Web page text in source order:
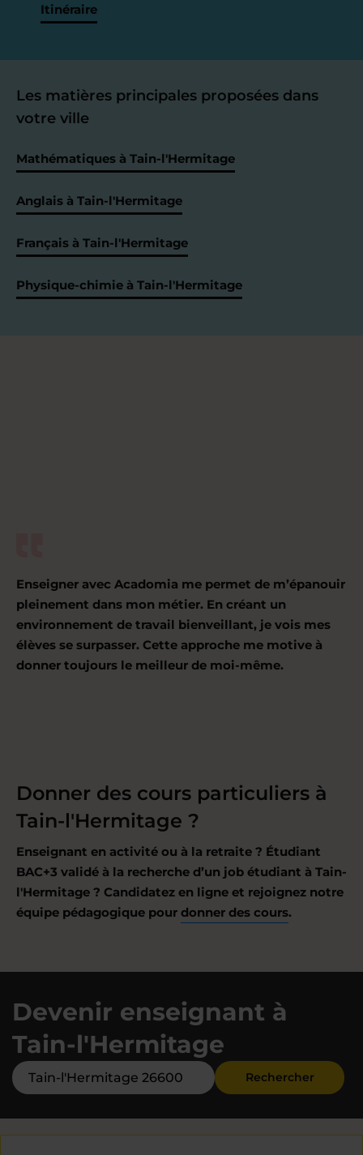
Itinéraire
Les matières principales proposées dans
votre ville
Mathématiques à Tain-l'Hermitage
Anglais à Tain-l'Hermitage
Français à Tain-l'Hermitage
Physique-chimie à Tain-l'Hermitage
Enseigner avec Acadomia me permet de m’épanouir
pleinement dans mon métier. En créant un
environnement de travail bienveillant, je vois mes
élèves se surpasser. Cette approche me motive à
donner toujours le meilleur de moi-même.
Donner des cours particuliers à
Tain-l'Hermitage ?
Enseignant en activité ou à la retraite ? Étudiant
BAC+3 validé à la recherche d’un job étudiant à Tain-
l'Hermitage ? Candidatez en ligne et rejoignez notre
équipe pédagogique pour donner des cours.
Devenir enseignant à
Tain-l'Hermitage
Rechercher